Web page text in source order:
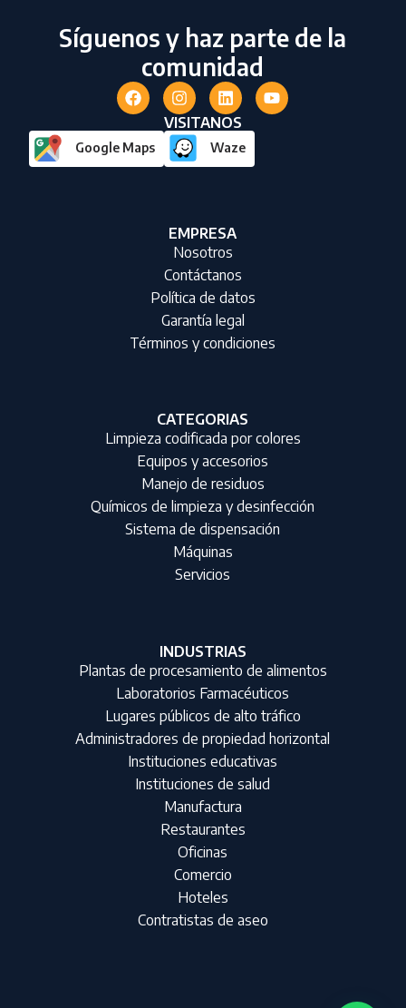
Síguenos y haz parte de la
comunidad
VISITANOS
Google Maps Waze
EMPRESA
Nosotros
Contáctanos
Política de datos
Garantía legal
Términos y condiciones
CATEGORIAS
Limpieza codificada por colores
Equipos y accesorios
Manejo de residuos
Químicos de limpieza y desinfección
Sistema de dispensación
Máquinas
Servicios
INDUSTRIAS
Plantas de procesamiento de alimentos
Laboratorios Farmacéuticos
Lugares públicos de alto tráfico
Administradores de propiedad horizontal
Instituciones educativas
Instituciones de salud
Manufactura
Restaurantes
Oficinas
Comercio
Hoteles
Contratistas de aseo